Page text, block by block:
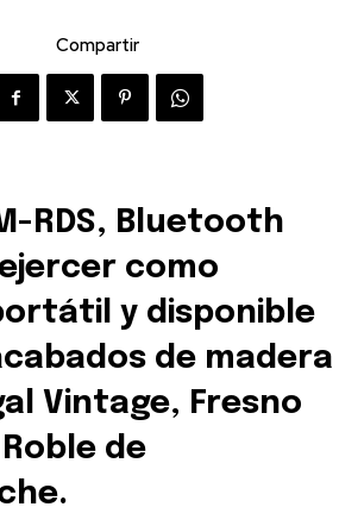
Compartir
RDS, Bluetooth
como
y disponible
de madera
Vintage, Fresno
de